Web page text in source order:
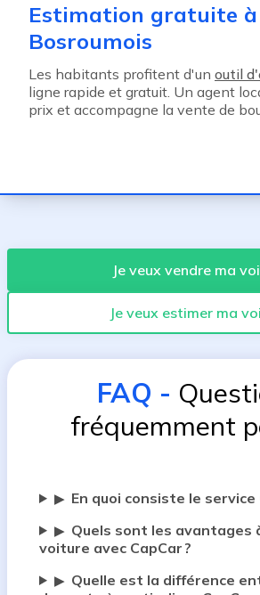
Estimation gratuite à
Bosroumois
Les habitants profitent d'un outil
ligne rapide et gratuit. Un agent
prix et accompagne la vente de
Je veux vendre ma
Je veux estimer ma
FAQ -
fréquemment
▶ En quoi consiste le service
▶ Quels sont les avantages
voiture avec CapCar ?
▶ Quelle est la différence